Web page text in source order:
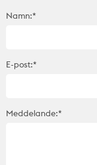
Namn:*
E-post:*
Meddelande:*